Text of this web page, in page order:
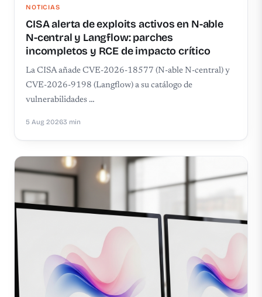
NOTICIAS
CISA alerta de exploits activos en N-able
N-central y Langflow: parches
incompletos y RCE de impacto crítico
La CISA añade CVE-2026-18577 (N-able N-central) y
CVE-2026-9198 (Langflow) a su catálogo de
vulnerabilidades …
5 Aug 20263 min